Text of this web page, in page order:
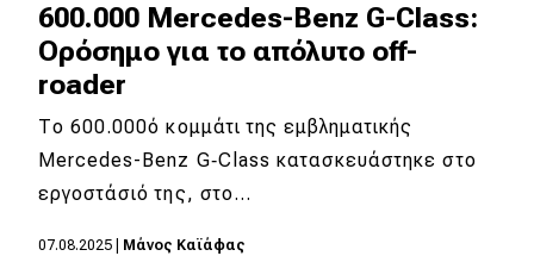
600.000 Mercedes-Benz G-Class:
Ορόσημο για το απόλυτο οff-
roader
Το 600.000ό κομμάτι της εμβληματικής
Mercedes-Benz G‑Class κατασκευάστηκε στο
εργοστάσιό της, στο…
07.08.2025 Μάνος Καϊάφας